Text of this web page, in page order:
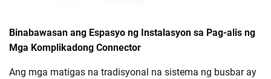
Binabawasan ang Espasyo ng Instalasyon sa Pag-alis ng
Mga Komplikadong Connector
Ang mga matigas na tradisyonal na sistema ng busbar ay